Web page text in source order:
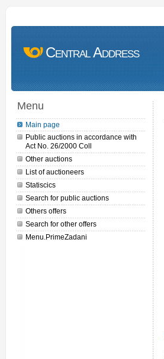
Central Address
Menu
Main page
Public auctions in accordance with
Act No. 26/2000 Coll
Other auctions
List of auctioneers
Statiscics
Search for public auctions
Others offers
Search for other offers
Menu.PrimeZadani